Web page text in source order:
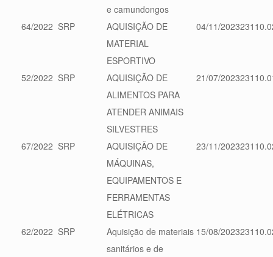
e camundongos
64/2022 SRP
AQUISIÇÃO DE
MATERIAL
ESPORTIVO
04/11/2023
52/2022 SRP
AQUISIÇÃO DE
ALIMENTOS PARA
ATENDER ANIMAIS
SILVESTRES
21/07/2023
67/2022 SRP
AQUISIÇÃO DE
MÁQUINAS,
EQUIPAMENTOS E
FERRAMENTAS
ELÉTRICAS
23/11/2023
62/2022 SRP
Aquisição de materiais
sanitários e de
15/08/2023